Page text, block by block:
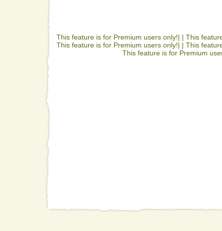
This feature is for Premium users only!| | This
This feature is for Premium users only!| | This
This feature is for Premium